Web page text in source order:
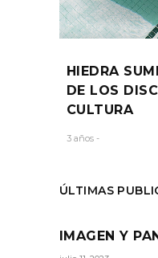
HIEDRA
DE LOS
CULTURA
3 años -
ÚLTIMAS
IMAGEN Y